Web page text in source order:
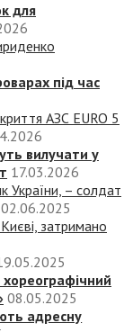
для
під час
АЗС EURO 5
вилучати у
17.03.2026
України, – солдат
02.06.2025
затримано
08.05.2025
адресну